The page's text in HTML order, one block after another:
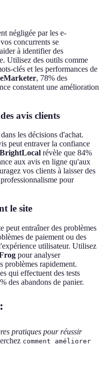
négligée par les e-
concurrents se
à identifier des
Utilisez des outils comme
clés et les performances de
eMarketer, 78% des
constatent une amélioration
avis clients
les décisions d'achat.
peut entraver la confiance
BrightLocal révèle que 84%
aux avis en ligne qu'aux
vos clients à laisser des
pour
le site
peut entraîner des problèmes
de paiement ou des
utilisateur. Utilisez
pour analyser
problèmes rapidement.
qui effectuent des tests
des abandons de panier.
pratiques pour réussir
comment améliorer